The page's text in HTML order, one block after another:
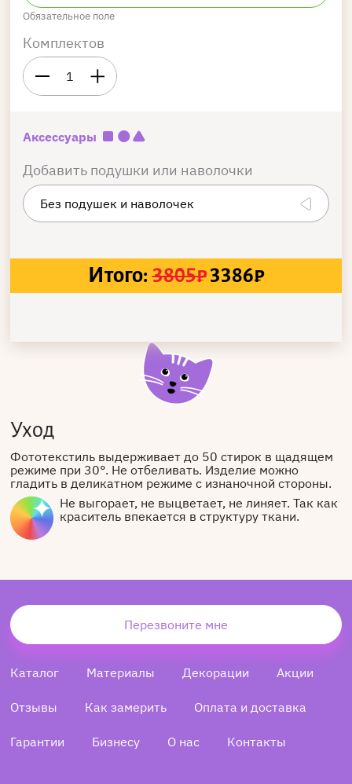
Обязательное поле
Комплектов
1
Аксессуары
Добавить подушки или наволочки
Итого: 3805₽3386₽
Уход
Фототекстиль выдерживает до 50 стирок в щадящем
режиме при 30°. Не отбеливать. Изделие можно
гладить в деликатном режиме с изнаночной стороны.
Не выгорает, не выцветает, не линяет. Так как
краситель впекается в структуру ткани.
Перезвоните мне
Каталог Материалы Декорации Акции
Отзывы Как замерить Оплата и доставка
Гарантии Бизнесу О нас Контакты